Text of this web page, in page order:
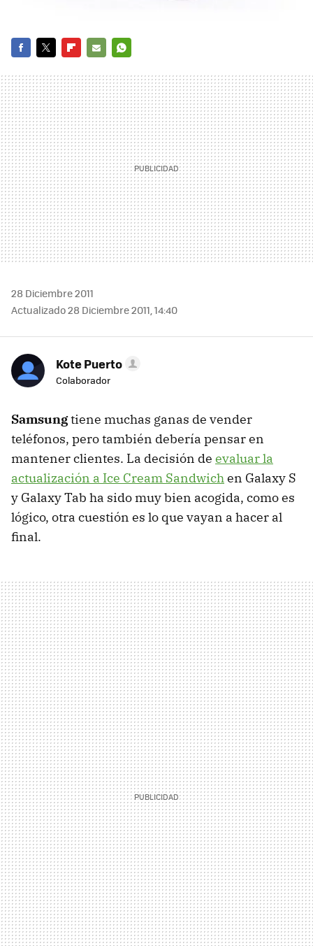
MAIL
28 Diciembre 2011
Actualizado 28 Diciembre 2011, 14:40
Kote Puerto
Colaborador
Samsungtiene muchas ganas de vender
teléfonos, pero también debería pensar en
mantener clientes. La decisión de evaluar la
actualización a Ice Cream Sandwichen Galaxy S
y Galaxy Tab ha sido muy bien acogida, como es
lógico, otra cuestión es lo que vayan a hacer al
final.